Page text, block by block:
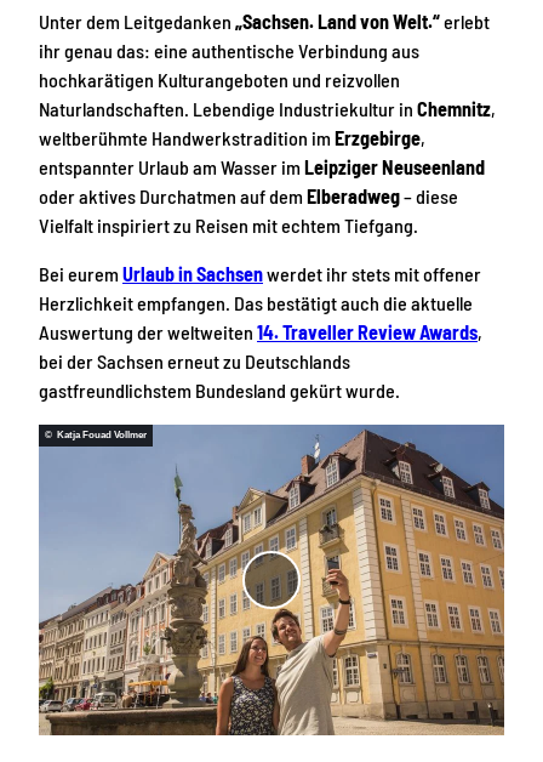
Unter dem Leitgedanken „Sachsen. Land von Welt.“erlebt
ihr genau das: eine authentische Verbindung aus
hochkarätigen Kulturangeboten und reizvollen
Naturlandschaften. Lebendige Industriekultur in Chemnitz,
weltberühmte Handwerkstradition im Erzgebirge,
entspannter Urlaub am Wasser im Leipziger Neuseenland
oder aktives Durchatmen auf dem Elberadweg– diese
Vielfalt inspiriert zu Reisen mit echtem Tiefgang.
Bei eurem Urlaub in Sachsenwerdet ihr stets mit offener
Herzlichkeit empfangen. Das bestätigt auch die aktuelle
Auswertung der weltweiten 14. Traveller Review Awards,
bei der Sachsen erneut zu Deutschlands
gastfreundlichstem Bundesland gekürt wurde.
V
i
d
e
o
a
© Katja Fouad Vollmer